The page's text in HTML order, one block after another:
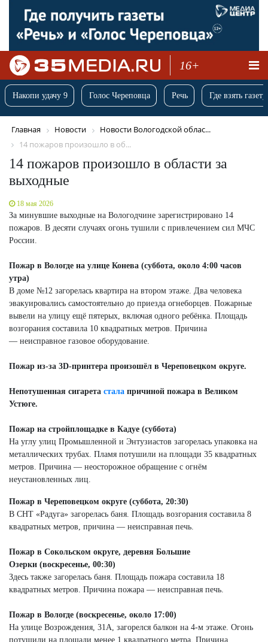
16+
Накопи удачу 9 Голос Череповца Речь Где взять
Главная Новости
Новости Вологодской облас...
14 пожаров произошло в об...
14 пожаров произошло в области за
выходные
18 мая 2026
За минувшие выходные на Вологодчине зарегистрировано 14
пожаров. В десяти случаях огонь тушили с привлечением сил МЧС
России.
Пожар в Вологде на улице Конева (суббота, около 4:00 часов
утра)
В доме №12 загорелась квартира на втором этаже. Два человека
эвакуировались самостоятельно до приезда огнеборцев. Пожарные
вывели на улицу ещё пятерых, включая одного ребёнка. Площадь
возгорания составила 10 квадратных метров. Причина
— неисправное газовое оборудование.
Пожар из-за 3D-принтера произошёл в Череповецком округе.
Непотушенная сигарета стала причиной пожара в Великом
Устюге.
Пожар на стройплощадке в Кадуе (суббота)
На углу улиц Промышленной и Энтузиастов загорелась упаковка на
металлических трубах. Пламя потушили на площади 35 квадратных
метров. Причина — неосторожное обращение с огнём
неустановленных лиц.
Пожар в Череповецком округе (суббота, 20:30)
В СНТ «Радуга» загорелась баня. Площадь возгорания составила 8
квадратных метров, причина — неисправная печь.
Пожар в Сокольском округе, деревня Большие
Озерки (воскресенье, 00:30)
Здесь также загорелась баня. Площадь пожара составила 18
квадратных метров. Причина пожара — неисправная печь.
Пожар в Вологде (воскресенье, около 17:00)
На улице Возрождения, 31А, загорелся балкон на 4-м этаже. Огонь
потушили на площади менее 1 квадратного метра. Причина